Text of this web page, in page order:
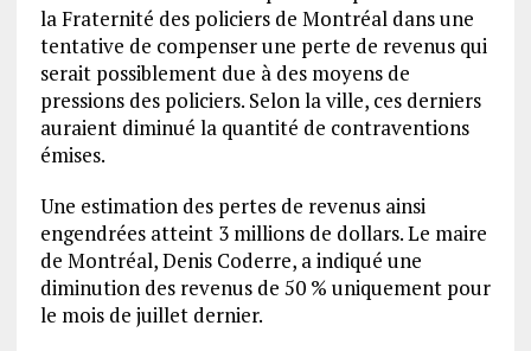
la Fraternité des policiers de Montréal dans une
tentative de compenser une perte de revenus qui
serait possiblement due à des moyens de
pressions des policiers. Selon la ville, ces derniers
auraient diminué la quantité de contraventions
émises.
Une estimation des pertes de revenus ainsi
engendrées atteint 3 millions de dollars. Le maire
de Montréal, Denis Coderre, a indiqué une
diminution des revenus de 50 % uniquement pour
le mois de juillet dernier.